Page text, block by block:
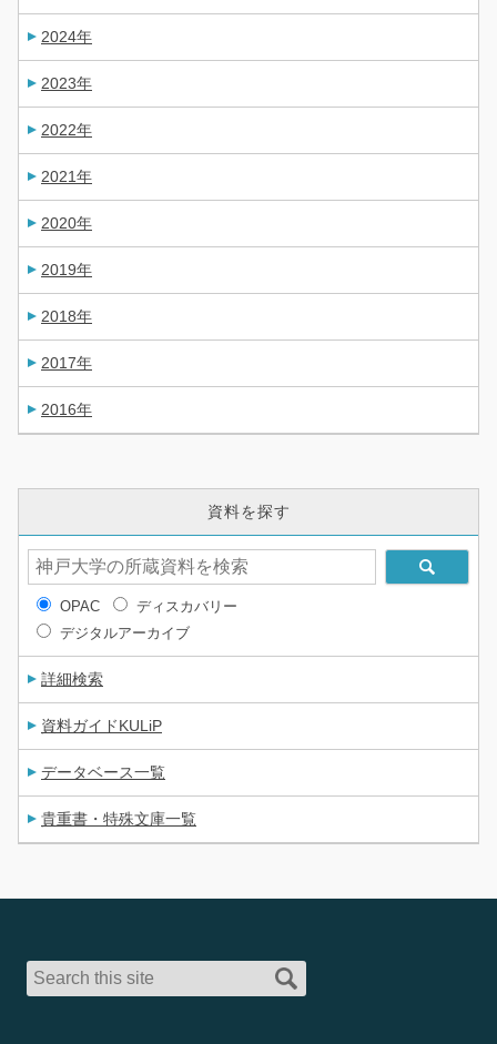
2024年
2023年
2022年
2021年
2020年
2019年
2018年
2017年
2016年
資料を探す
OPAC
ディスカバリー
デジタルアーカイブ
詳細検索
資料ガイドKULiP
データベース一覧
貴重書・特殊文庫一覧